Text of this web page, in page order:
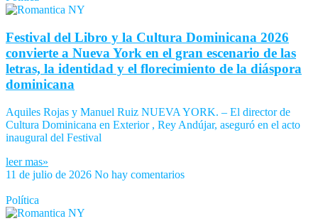
Festival del Libro y la Cultura Dominicana 2026
convierte a Nueva York en el gran escenario de las
letras, la identidad y el florecimiento de la diáspora
dominicana
Aquiles Rojas y Manuel Ruiz NUEVA YORK. – El director de
Cultura Dominicana en Exterior , Rey Andújar, aseguró en el acto
inaugural del Festival
leer mas»
11 de julio de 2026 No hay comentarios
Política